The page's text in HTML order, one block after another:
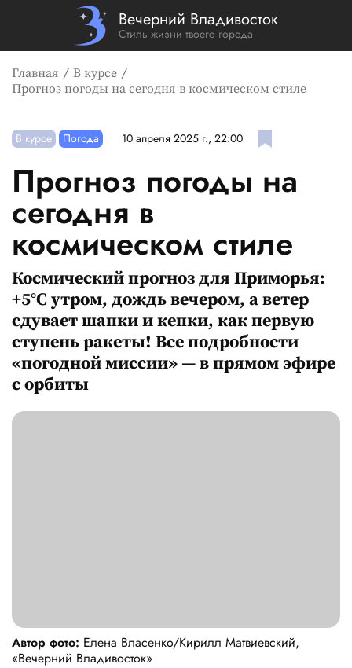
Вечерний Владивосток
Стиль жизни твоего города
Главная
В курсе
Прогноз погоды на сегодня в космическом стиле
В курсе Погода 10 апреля 2025 г., 22:00
Прогноз погоды на
сегодня в
космическом стиле
Космический прогноз для Приморья:
+5°C утром, дождь вечером, а ветер
сдувает шапки и кепки, как первую
ступень ракеты! Все подробности
«погодной миссии» — в прямом эфире
с орбиты
Автор фото: Елена Власенко/Кирилл Матвиевский,
«Вечерний Владивосток»